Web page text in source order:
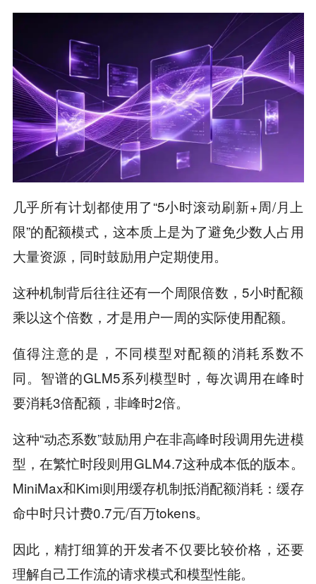
几乎所有计划都使用了“5小时滚动刷新+周/月上
限”的配额模式，这本质上是为了避免少数人占用
大量资源，同时鼓励用户定期使用。
这种机制背后往往还有一个周限倍数，5小时配额
乘以这个倍数，才是用户一周的实际使用配额。
值得注意的是，不同模型对配额的消耗系数不
同。智谱的GLM5系列模型时，每次调用在峰时
要消耗3倍配额，非峰时2倍。
这种“动态系数”鼓励用户在非高峰时段调用先进模
型，在繁忙时段则用GLM4.7这种成本低的版本。
MiniMax和Kimi则用缓存机制抵消配额消耗：缓存
命中时只计费0.7元/百万tokens。
因此，精打细算的开发者不仅要比较价格，还要
理解自己工作流的请求模式和模型性能。